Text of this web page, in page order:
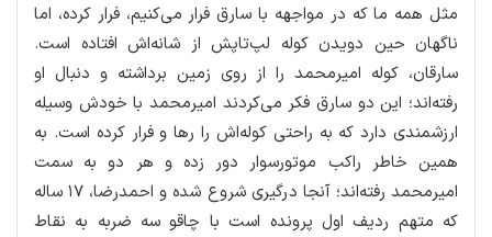
مثل همه ما كه در مواجهه با سارق فرار می‌كنیم، فرار كرده، اما
ناگهان حین دویدن كوله لپ‌تاپش از شانه‌اش افتاده است.
سارقان، كوله امیرمحمد را از روی زمین برداشته و دنبال او
رفته‌اند؛ این دو سارق فكر می‌كردند امیرمحمد با خودش وسیله
ارزشمندی دارد كه به راحتی كوله‌اش را رها و فرار كرده است. به
همین خاطر راكب موتورسوار دور زده و هر دو به سمت
امیرمحمد رفته‌اند؛ آنجا درگیری شروع شده و احمدرضا، ۱۷ ساله
كه متهم ردیف اول پرونده است با چاقو سه ضربه به نقاط